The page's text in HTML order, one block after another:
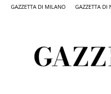
GAZZETTA DI MILANO GAZZETTA DI
il